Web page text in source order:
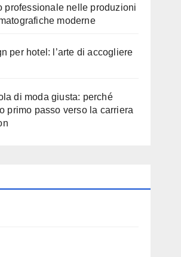
professionale nelle produzioni
moderne
per hotel: l’arte di accogliere
di moda giusta: perché
primo passo verso la carriera